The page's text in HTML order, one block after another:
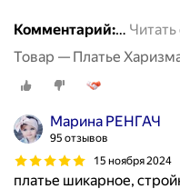
Комментарий:…
Товар —
Марина РЕНГАЧ
95 отзывов
15 ноября 2024
платье шикарное,